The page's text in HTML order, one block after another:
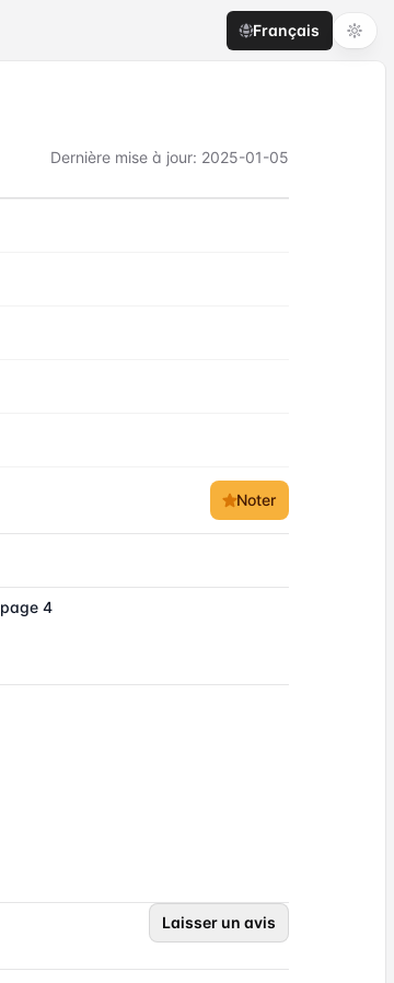
Français
Dernière mise à jour: 2025-01-05
Noter
page 4
Laisser un avis